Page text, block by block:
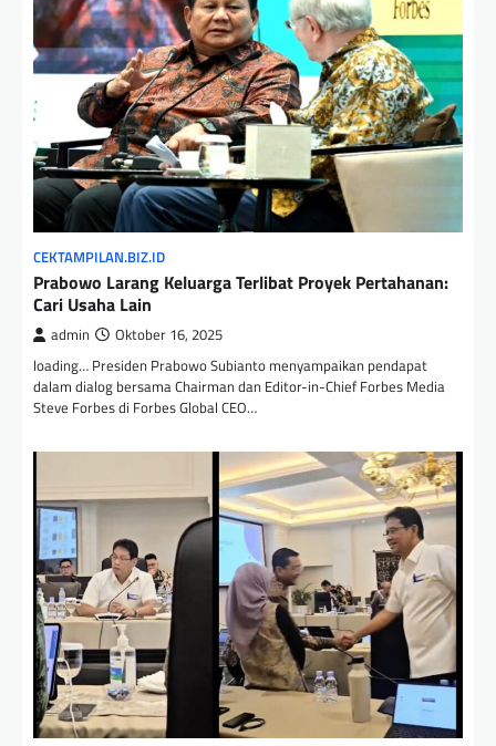
CEKTAMPILAN.BIZ.ID
Prabowo Larang Keluarga Terlibat Proyek Pertahanan:
Cari Usaha Lain
admin Oktober 16, 2025
loading… Presiden Prabowo Subianto menyampaikan pendapat
dalam dialog bersama Chairman dan Editor-in-Chief Forbes Media
Steve Forbes di Forbes Global CEO…